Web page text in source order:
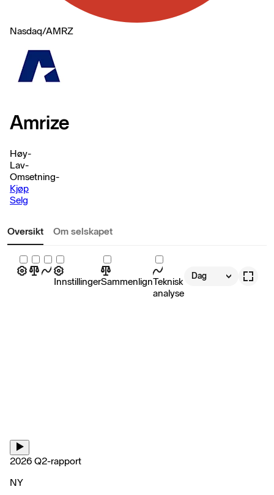
Nasdaq/AMRZ
Amrize
Høy-
Lav-
Omsetning-
Kjøp
Selg
Oversikt Om selskapet
InnstillingerSammenlignTeknisk
analyse
Dag
2026 Q2-rapport
NY